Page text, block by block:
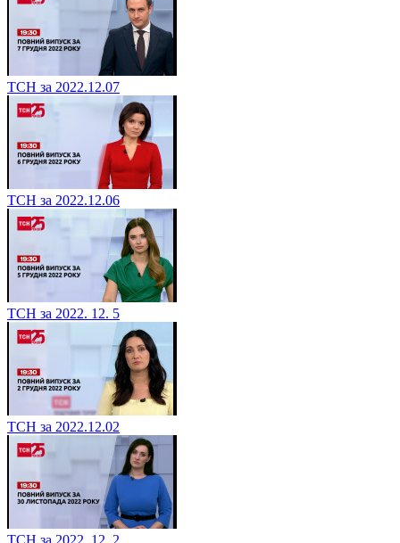
ТСН за 2022.12.07
ТСН за 2022.12.06
ТСН за 2022. 12. 5
ТСН за 2022.12.02
ТСН за 2022. 12. 2